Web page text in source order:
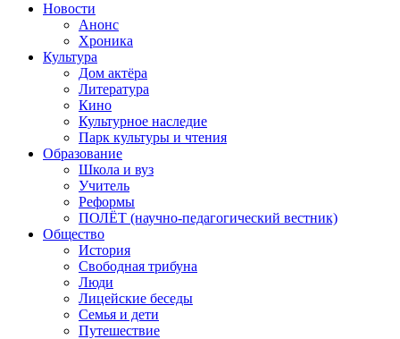
Новости
Анонс
Хроника
Культура
Дом актёра
Литература
Кино
Культурное наследие
Парк культуры и чтения
Образование
Школа и вуз
Учитель
Реформы
ПОЛЁТ (научно-педагогический вестник)
Общество
История
Свободная трибуна
Люди
Лицейские беседы
Семья и дети
Путешествие